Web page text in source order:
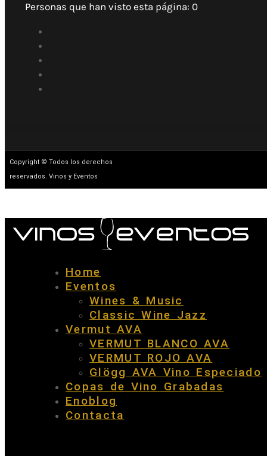
Personas que han visto esta página: 0
Copyright © Todos los derechos
reservados. Vinos y Eventos
Home
Eventos
Wines & Music
Classic Wine Jazz
Vermut AVA
VERMUT BLANCO AVA
VERMUT ROJO AVA
Glögg AVA Vino Especiado
Copas de Vino Grabadas
Enoblog
Contacta